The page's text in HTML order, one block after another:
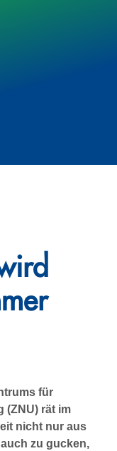
für
(ZNU) rät im
nicht nur aus
zu gucken,